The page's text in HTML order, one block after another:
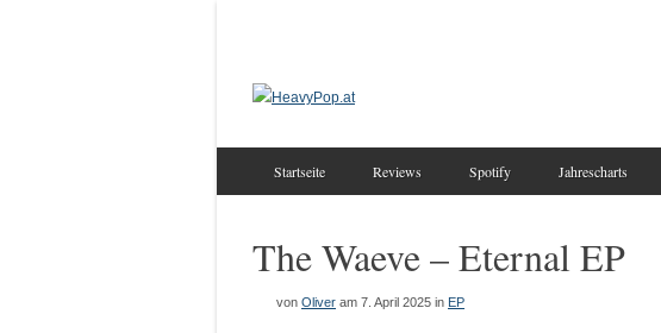
Startseite Reviews Spotify Jahrescharts
The Waeve – Eternal EP
von Oliver am 7. April 2025 in EP